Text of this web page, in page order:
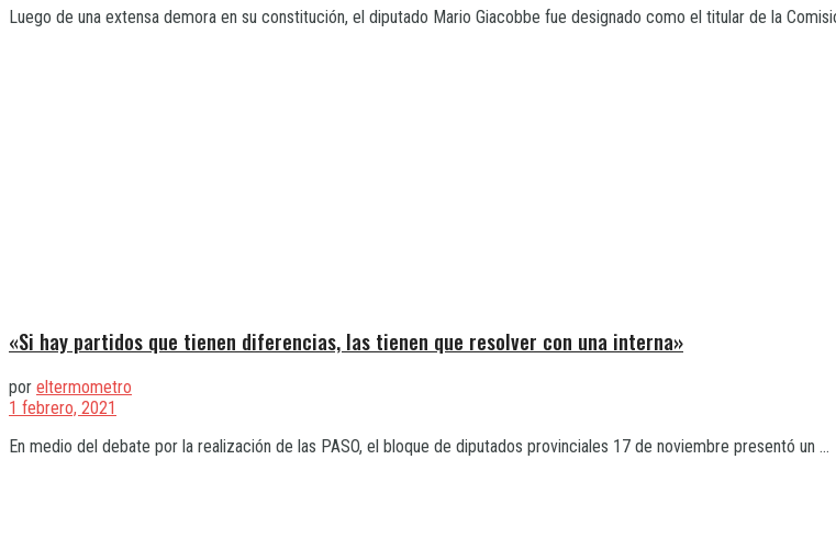
Luego de una extensa demora en su constitución, el diputado Mario Giacobbe fue designado como el titular de la
«Si hay partidos que tienen diferencias, las tienen que resolver con una interna»
por eltermometro
1 febrero, 2021
En medio del debate por la realización de las PASO, el bloque de diputados provinciales 17 de noviembre presentó un ...